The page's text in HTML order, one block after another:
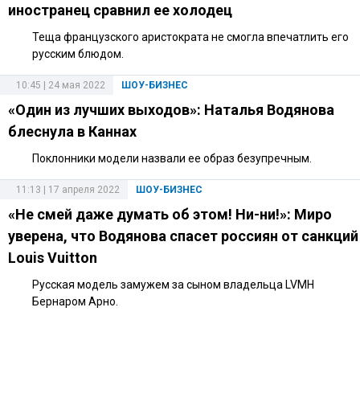
иностранец сравнил ее холодец
Теща французского аристократа не смогла впечатлить его
русским блюдом.
ШОУ-БИЗНЕС
10:45 | 24 мая 2022
«Один из лучших выходов»: Наталья Водянова
блеснула в Каннах
Поклонники модели назвали ее образ безупречным.
ШОУ-БИЗНЕС
11:13 | 17 апреля 2022
«Не смей даже думать об этом! Ни-ни!»: Миро
уверена, что Водянова спасет россиян от санкций
Louis Vuitton
Русская модель замужем за сыном владельца LVMH
Бернаром Арно.